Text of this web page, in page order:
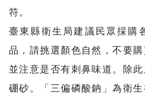
符。
臺東縣衛生局建議民眾採購
品，請挑選顏色自然，不要
並注意是否有刺鼻味道。除
硼砂。「三偏磷酸鈉」為衛